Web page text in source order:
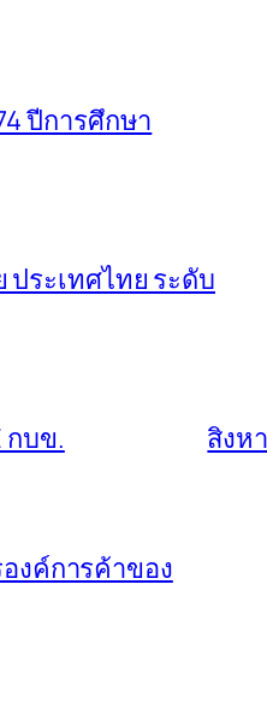
ปีการศึกษา
ระเทศไทย ระดับ
กบข. สิงห
งค์การค้าของ